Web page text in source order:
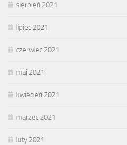
sierpień 2021
lipiec 2021
czerwiec 2021
maj 2021
kwiecień 2021
marzec 2021
luty 2021